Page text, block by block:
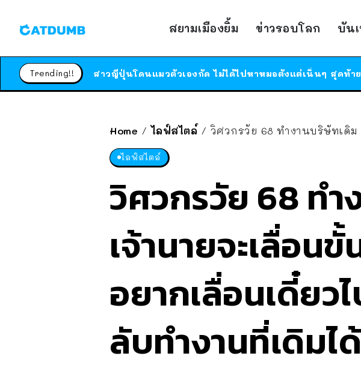
สยามเมืองยิ้ม ข่าวรอบโลก บัน
Trending!!
Home / ไลฟ์สไตล์ / วิศวกรวัย 68 ทำงานบริษัทเดิม มา 50 ปี เจ้า
ไลฟ์สไตล์
วิศวกรวัย 68 ทำ
เจ้านายจะเลื่อน
อยากเลื่อนเดี๋ยว
ลับทำงานที่เดิมไ